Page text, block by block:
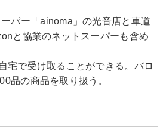
パー「ainoma」の光音店と車道
と協業のネットスーパーも含め
宅で受け取ることができる。バロ
品の商品を取り扱う。